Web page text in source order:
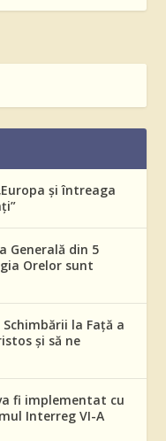
și întreaga
Generală din 5
Orelor sunt
la Față a
și să ne
fi implementat cu
Interreg VI-A